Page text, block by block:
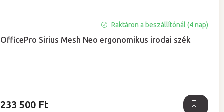
OfficePro Sirius Mesh Neo ergonomikus irodai szék
Raktáron a beszállítónál (4 nap)
233 500 Ft